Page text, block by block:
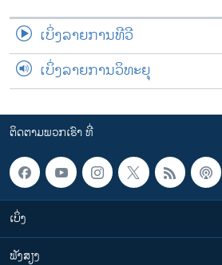
ເບິ່ງລາຍການທີວີ
ເບິ່ງລາຍການວິທະຍຸ
ຕິດຕາມພວກເຮົາ ທີ່
ເບິ່ງ
ຟັງສຽງ